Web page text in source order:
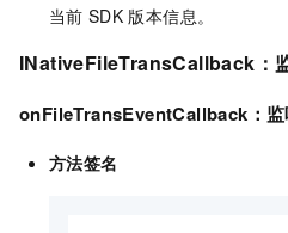
当前 SDK 版本信息。
INativeFileTransCallback ：
onFileTransEventCallback ：
方法签名